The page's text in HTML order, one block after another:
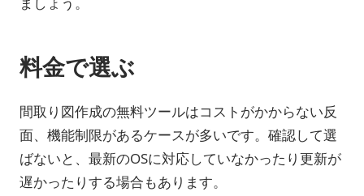
料金で選ぶ
間取り図作成の無料ツールはコストがかからない反
面、機能制限があるケースが多いです。確認して選
ばないと、最新のOSに対応していなかったり更新が
遅かったりする場合もあります。